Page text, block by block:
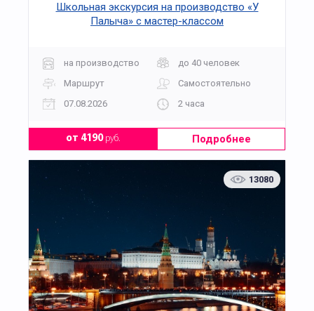
Школьная экскурсия на производство «У
Палыча» с мастер-классом
на производство
до 40 человек
Маршрут
Самостоятельно
07.08.2026
2 часа
от 4190руб. Подробнее
13080